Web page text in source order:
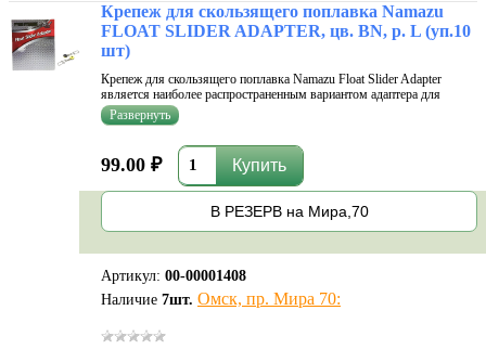
Крепеж для скользящего поплавка Namazu
FLOAT SLIDER ADAPTER, цв. BN, р. L (уп.10
шт)
Крепеж для скользящего поплавка Namazu Float Slider Adapter
является наиболее распространенным вариантом адаптера для
скользящего крепления поплавков. На втулке для крепления
поплавка, через которую проходит леска, закреплен вертлюжок с
99.00 ₽
В РЕЗЕРВ на Мира,70
Артикул: 00-00001408
Наличие 7шт. Омск, пр. Мира 70: